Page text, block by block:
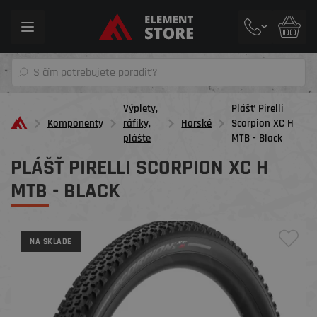
Toggle
Komponenty
Výplety,
ráfiky,
plášte
Horské
Plášť Pirelli
Scorpion XC H
MTB - Black
PLÁŠŤ PIRELLI SCORPION XC H
MTB - BLACK
NA SKLADE